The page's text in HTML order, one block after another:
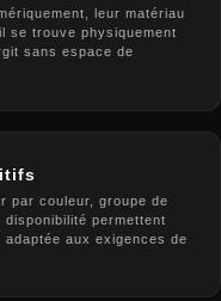
leur matériau
se trouve physiquement
sans espace de
par couleur, groupe de
permettent
aux exigences de